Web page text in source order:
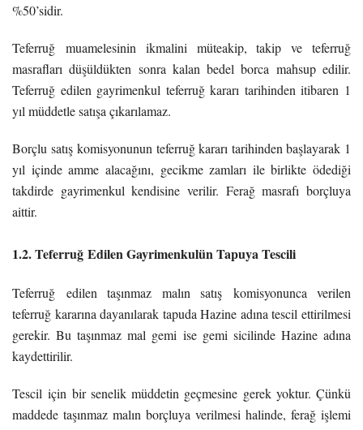
%50’sidir.
Teferruğ muamelesinin ikmalini müteakip, takip ve teferruğ
masrafları düşüldükten sonra kalan bedel borca mahsup edilir.
Teferruğ edilen gayrimenkul teferruğ kararı tarihinden itibaren 1
yıl müddetle satışa çıkarılamaz.
Borçlu satış komisyonunun teferruğ kararı tarihinden başlayarak 1
yıl içinde amme alacağını, gecikme zamları ile birlikte ödediği
takdirde gayrimenkul kendisine verilir. Ferağ masrafı borçluya
aittir.
1.2. Teferruğ Edilen Gayrimenkulün Tapuya Tescili
Teferruğ edilen taşınmaz malın satış komisyonunca verilen
teferruğ kararına dayanılarak tapuda Hazine adına tescil ettirilmesi
gerekir. Bu taşınmaz mal gemi ise gemi sicilinde Hazine adına
kaydettirilir.
Tescil için bir senelik müddetin geçmesine gerek yoktur. Çünkü
maddede taşınmaz malın borçluya verilmesi halinde, ferağ işlemi